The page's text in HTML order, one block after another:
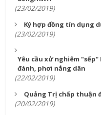
(23/02/2019)
Ký hợp đồng tín dụng
(23/02/2019)
Yêu cầu xử nghiêm
đánh, phơi nắng dân
(22/02/2019)
Quảng Trị chấp thuận
(20/02/2019)